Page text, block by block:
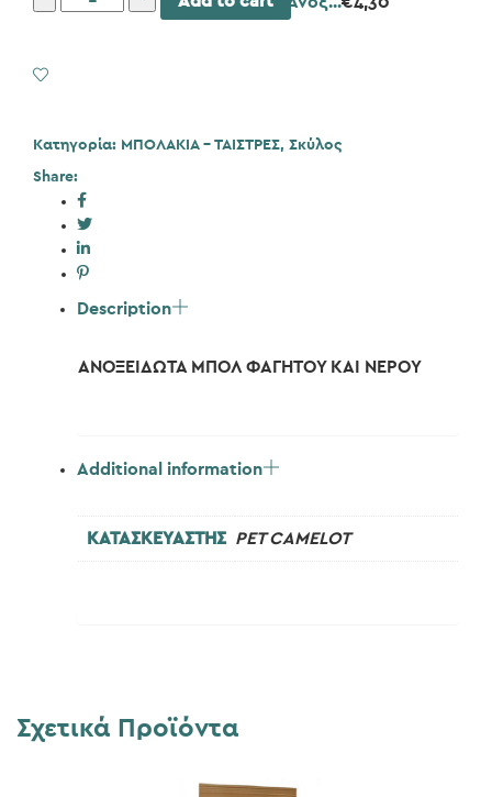
Camelot
Μπολ
Κατηγορία: ΜΠΟΛΑΚΙΑ - ΤΑΙΣΤΡΕΣ, Σκύλος
Share:
Description
ΑΝΟΞΕΙΔΩΤΑ ΜΠΟΛ ΦΑΓΗΤΟΥ ΚΑΙ ΝΕΡΟΥ
Additional information
ΚΑΤΑΣΚΕΥΑΣΤΗΣ PET CAMELOT
Σχετικά Προϊόντα